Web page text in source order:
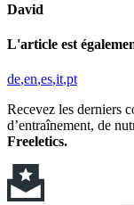
David
L'article est
de en es it pt
Recevez les derniers
d’entraînement, de
Freeletics.